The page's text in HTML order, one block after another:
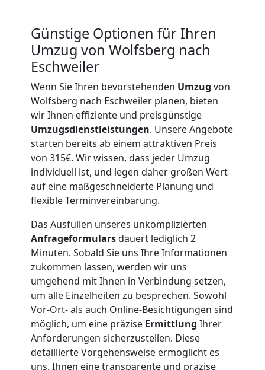
Günstige Optionen für Ihren
Umzug von Wolfsberg nach
Eschweiler
Wenn Sie Ihren bevorstehenden Umzug von
Wolfsberg nach Eschweiler planen, bieten
wir Ihnen effiziente und preisgünstige
Umzugsdienstleistungen. Unsere Angebote
starten bereits ab einem attraktiven Preis
von 315€. Wir wissen, dass jeder Umzug
individuell ist, und legen daher großen Wert
auf eine maßgeschneiderte Planung und
flexible Terminvereinbarung.
Das Ausfüllen unseres unkomplizierten
Anfrageformularsdauert lediglich 2
Minuten. Sobald Sie uns Ihre Informationen
zukommen lassen, werden wir uns
umgehend mit Ihnen in Verbindung setzen,
um alle Einzelheiten zu besprechen. Sowohl
Vor-Ort- als auch Online-Besichtigungen sind
möglich, um eine präzise Ermittlung Ihrer
Anforderungen sicherzustellen. Diese
detaillierte Vorgehensweise ermöglicht es
uns, Ihnen eine transparente und präzise
International
Internationaler
Umzug
Nationaler
Umzug